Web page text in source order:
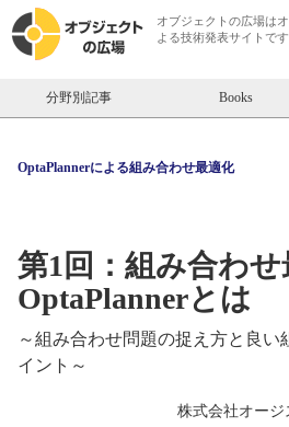
オブジェクトの広場は
よる技術発表サイトです
分野別記事 Books
OptaPlannerによる組み合わせ最適化
第1回：組み合わせ
OptaPlannerとは
～組み合わせ問題の捉え方と良い
イント～
株式会社オー